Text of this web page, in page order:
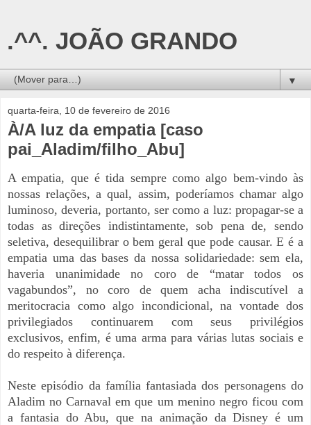
.^^. JOÃO GRANDO
▼
quarta-feira, 10 de fevereiro de 2016
À/A luz da empatia [caso
pai_Aladim/filho_Abu]
A empatia, que é tida sempre como algo bem-vindo às
nossas relações, a qual, assim, poderíamos chamar algo
luminoso, deveria, portanto, ser como a luz: propagar-se a
todas as direções indistintamente, sob pena de, sendo
seletiva, desequilibrar o bem geral que pode causar. E é a
empatia uma das bases da nossa solidariedade: sem ela,
haveria unanimidade no coro de “matar todos os
vagabundos”, no coro de quem acha indiscutível a
meritocracia como algo incondicional, na vontade dos
privilegiados continuarem com seus privilégios
exclusivos, enfim, é uma arma para várias lutas sociais e
do respeito à diferença.
Neste episódio da família fantasiada dos personagens do
Aladim no Carnaval em que um menino negro ficou com
a fantasia do Abu, que na animação da Disney é um